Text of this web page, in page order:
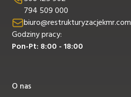
794 509 000
biuro@restrukturyzacjekmr.com
Godziny pracy:
Pon-Pt: 8:00 - 18:00
O nas